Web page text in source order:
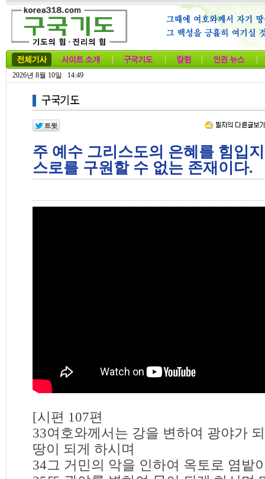
2026년 8월 10일 14:49
주 예수 그리스도의 은혜를 힘입
스로를 구원할 수 없는 존재이다.
[시편 107편
33여호와께서는 강을 변하여 광야가
땅이 되게 하시며
34그 거민의 악을 인하여 옥토로 염밭